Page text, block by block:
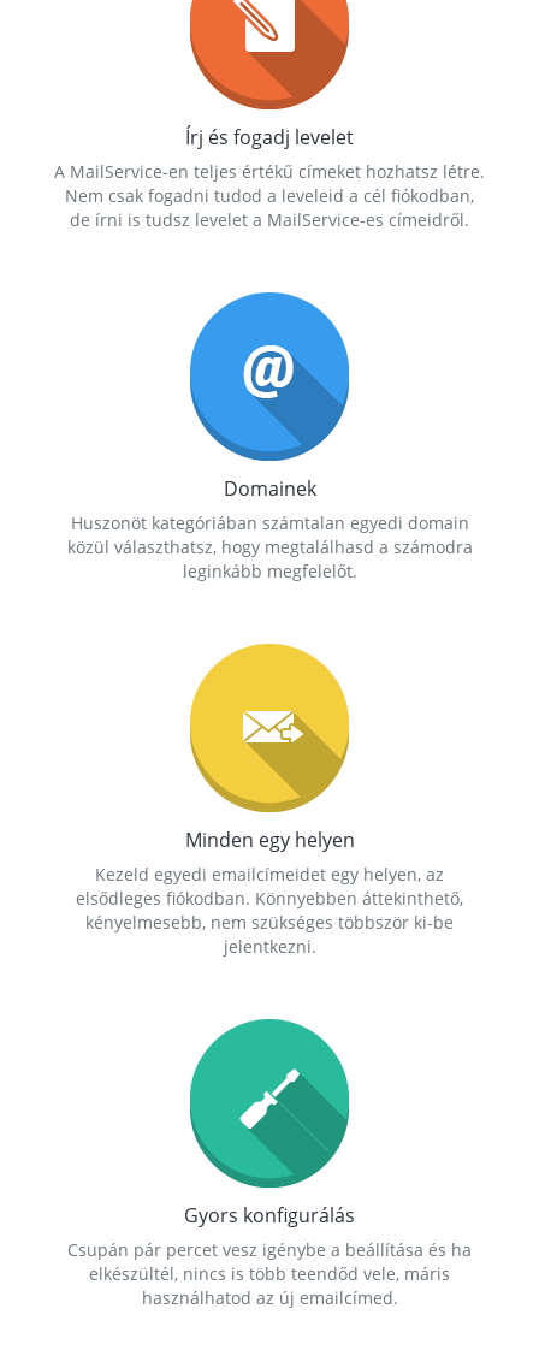
Írj és fogadj levelet
A MailService-en teljes értékű címeket hozhatsz létre.
Nem csak fogadni tudod a leveleid a cél fiókodban,
de írni is tudsz levelet a MailService-es címeidről.
Domainek
Huszonöt kategóriában számtalan egyedi domain
közül választhatsz, hogy megtalálhasd a számodra
leginkább megfelelőt.
Minden egy helyen
Kezeld egyedi emailcímeidet egy helyen, az
elsődleges fiókodban. Könnyebben áttekinthető,
kényelmesebb, nem szükséges többször ki-be
jelentkezni.
Gyors konfigurálás
Csupán pár percet vesz igénybe a beállítása és ha
elkészültél, nincs is több teendőd vele, máris
használhatod az új emailcímed.